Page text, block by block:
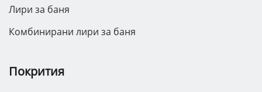
Лири за баня
Комбинирани лири за баня
Покрития